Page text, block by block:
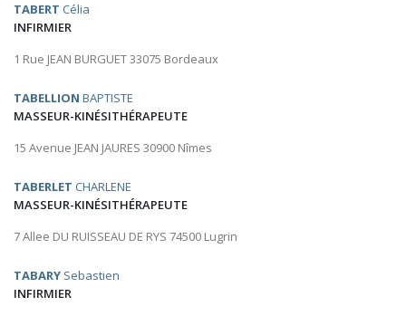
TABERT Célia
INFIRMIER
1 Rue JEAN BURGUET 33075 Bordeaux
TABELLION BAPTISTE
MASSEUR-KINÉSITHÉRAPEUTE
15 Avenue JEAN JAURES 30900 Nîmes
TABERLET CHARLENE
MASSEUR-KINÉSITHÉRAPEUTE
7 Allee DU RUISSEAU DE RYS 74500 Lugrin
TABARY Sebastien
INFIRMIER